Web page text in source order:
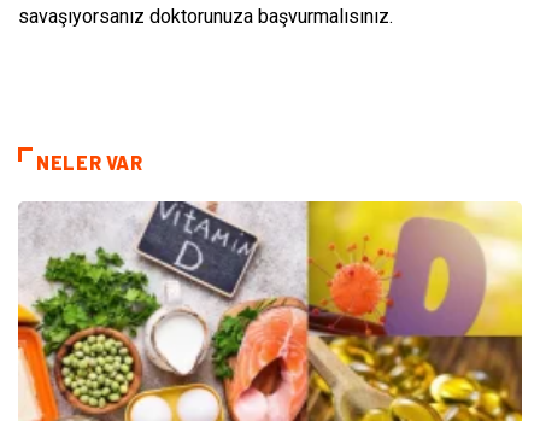
savaşıyorsanız doktorunuza başvurmalısınız.
NELER VAR